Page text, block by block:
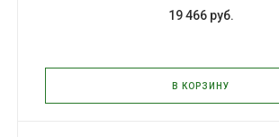
19 466 руб.
В КОРЗИНУ